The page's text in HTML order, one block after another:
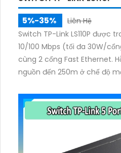
5%-35%
Liên Hệ
Switch TP-Link LS110P được
10/100 Mbps (tối đa 30W/
cùng 2 cổng Fast Ethernet.
nguồn đến 250m ở chế độ
êm ái, dễ dàng sử dụng với